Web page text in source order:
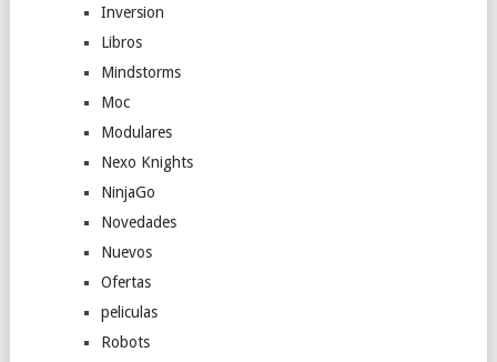
Inversion
Libros
Mindstorms
Moc
Modulares
Nexo Knights
NinjaGo
Novedades
Nuevos
Ofertas
peliculas
Robots